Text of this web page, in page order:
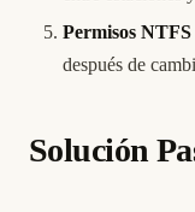
Permisos NTFS
después de
Solución